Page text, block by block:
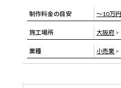
制作料金の目安 〜10万円
施工場所 大阪府 >
業種 小売業 >